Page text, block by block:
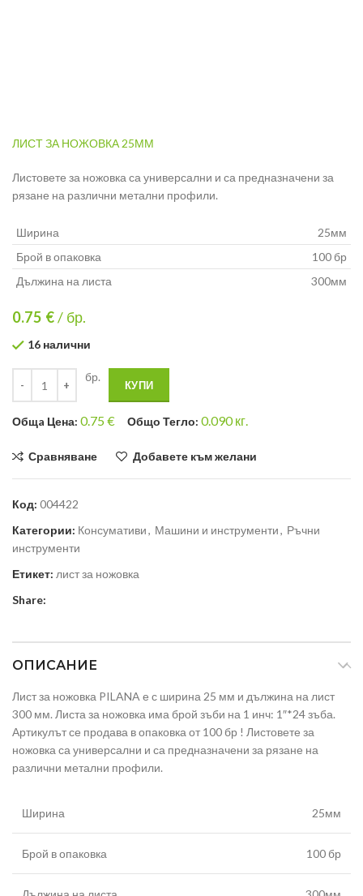
ЛИСТ ЗА НОЖОВКА 25ММ
Листовете за ножовка са универсални и са предназначени за
рязане на различни метални профили.
Ширина
25мм
Брой в опаковка
100 бр
Дължина на листа
300мм
0.75 €/ бр.
16 налични
бр.
КУПИ
Общa Цена: 0.75€ Общо Тегло: 0.090кг.
Сравняване Добавете към желани
Код: 004422
Категории: Консумативи, Машини и инструменти, Ръчни
инструменти
Етикет: лист за ножовка
Share:
ОПИСАНИЕ
Лист за ножовка PILANA е с ширина 25 мм и дължина на лист
300 мм. Листа за ножовка има брой зъби на 1 инч: 1″*24 зъба.
Артикулът се продава в опаковка от 100 бр ! Листовете за
ножовка са универсални и са предназначени за рязане на
различни метални профили.
Ширина 25мм
Брой в опаковка 100 бр